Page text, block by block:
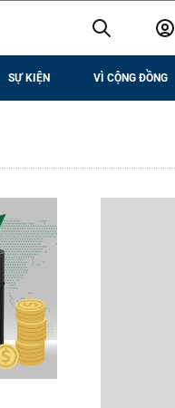
SỰ KIỆN VÌ CỘNG ĐỒNG